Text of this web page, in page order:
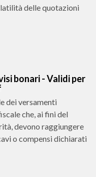
delle quotazioni
bonari - Validi per
dei versamenti
che, ai fini del
devono raggiungere
o compensi dichiarati